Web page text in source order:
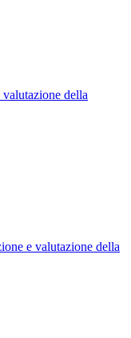
della
e valutazione della